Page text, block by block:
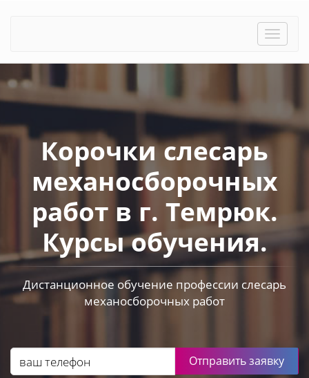
Toggle
Корочки слесарь
механосборочных
работ в г. Темрюк.
Курсы обучения.
Дистанционное обучение профессии слесарь
механосборочных работ
Отправить заявку